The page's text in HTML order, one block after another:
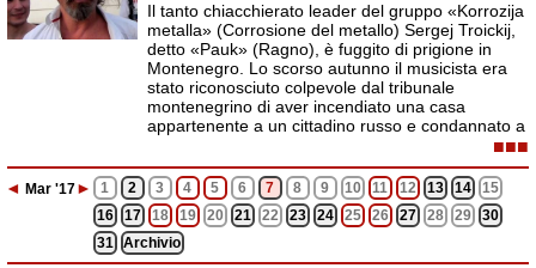
Il tanto chiacchierato leader del gruppo «Korrozija
metalla» (Corrosione del metallo) Sergej Troickij,
detto «Pauk» (Ragno), è fuggito di prigione in
Montenegro. Lo scorso autunno il musicista era
stato riconosciuto colpevole dal tribunale
montenegrino di aver incendiato una casa
appartenente a un cittadino russo e condannato a
■■■
◄ Mar '17► 1 2 3 4 5 6 7 8 9 10 11 12 13 14
15
16
17 18 19 20 21 22 23 24 25 26 27 28 29
30
31
Archivio